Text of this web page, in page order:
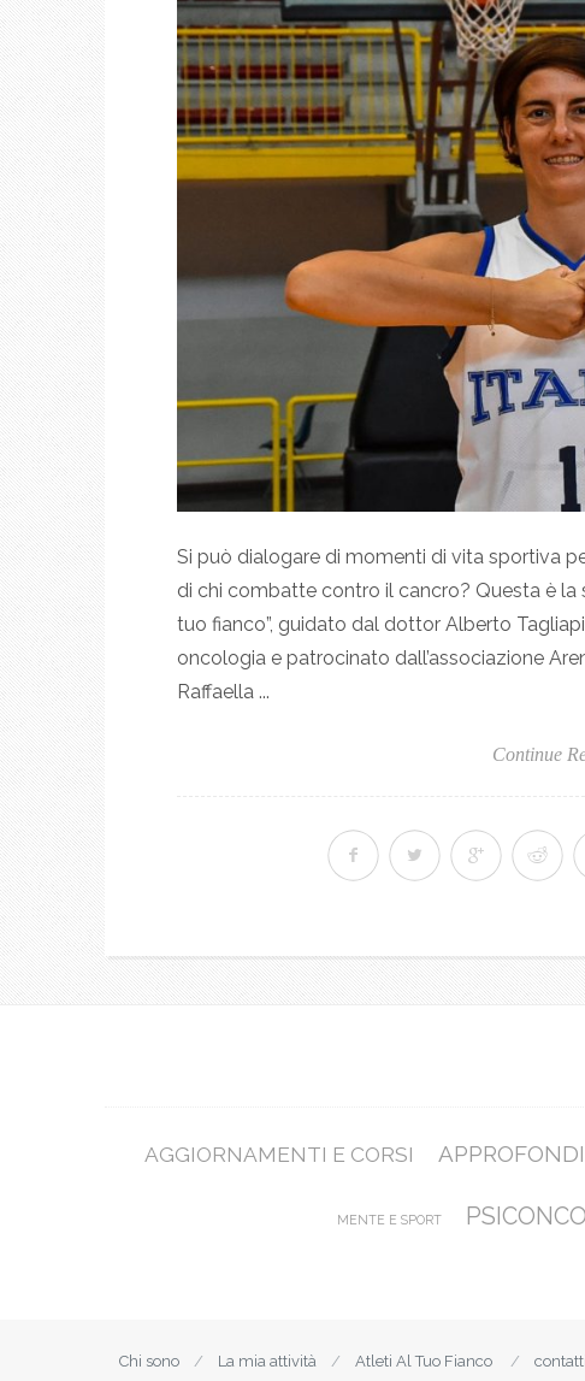
Si può dialogare di momenti di vita sportiva
di chi combatte contro il cancro? Questa è
tuo fianco”, guidato dal dottor Alberto
oncologia e patrocinato dall’associazione
Raffaella ...
Continue
AGGIORNAMENTI E CORSI
MENTE E SPORT
Chi sono La mia attività Atleti Al Tuo Fianco contatti